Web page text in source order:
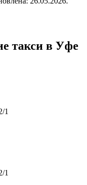
такси в Уфе
1
1